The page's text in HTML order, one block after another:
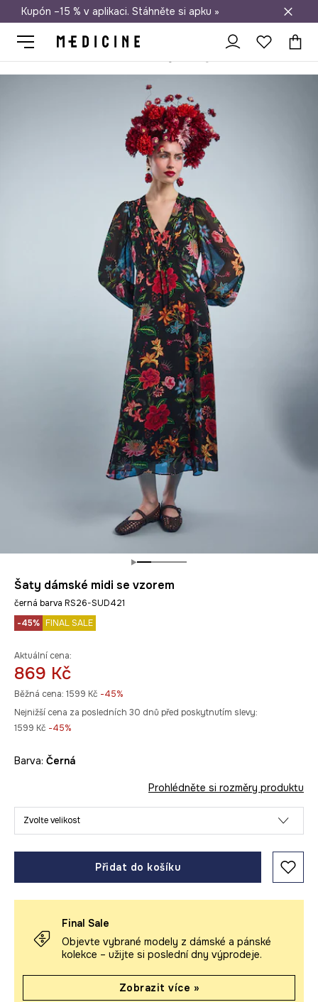
Doprava zdarma při nákupu nad 1 200 Kč
Kupón –15 % v aplikaci. Stáhněte si apku »
Šaty dámské midi se vzorem
černá barva RS26-SUD421
-45% FINAL SALE
Aktuální cena:
869 Kč
Běžná cena: 1599 Kč -45%
Nejnižší cena za posledních 30 dnů před poskytnutím slevy:
1599 Kč -45%
Barva: černá
Prohlédněte si rozměry produktu
Zvolte velikost
Přidat do košíku
Final Sale
Objevte vybrané modely z dámské a pánské
kolekce – užijte si poslední dny výprodeje.
Zobrazit více »